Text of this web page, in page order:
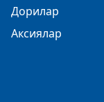
Дорилар
Аксиялар